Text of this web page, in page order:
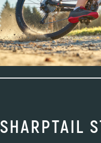
SHARPTAIL